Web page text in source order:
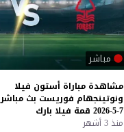
مباشر
مشاهدة مباراة أستون فيلا
ونوتينجهام فوريست بث مباشر
7-5-2026
قمة فيلا بارك
منذ 3 أشهر